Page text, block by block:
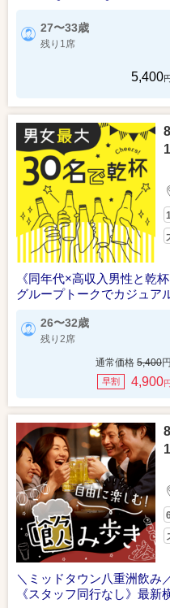
27〜33歳
残り1席
5,400円
《同年代×高収入男性と乾
グループトークでカジュア
26〜32歳
残り2席
通常価格 5,400円
早割 4,900円
＼ミッドタウン八重洲飲み
《スタッフ同行なし》最新